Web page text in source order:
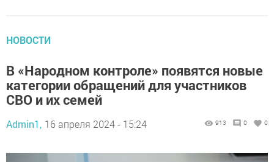
НОВОСТИ
В «Народном контроле» появятся новые
категории обращений для участников
СВО и их семей
Admin1, 16 апреля 2024 - 15:24 913 0 0